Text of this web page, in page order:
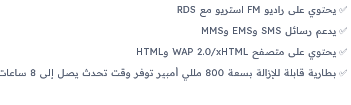
يحتوي على راديو FM استريو مع RDS
يدعم رسائل SMS وEMS وMMS
يحتوي على متصفح WAP 2.0/xHTML وHTML
بطارية قابلة للإزالة بسعة 800 مللي أمبير توفر وقت تحدث يصل إلى 8 ساعات